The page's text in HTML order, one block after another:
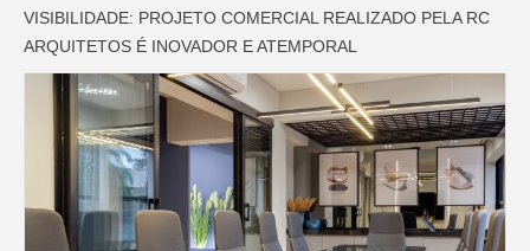
VISIBILIDADE: PROJETO COMERCIAL REALIZADO PELA RC
ARQUITETOS É INOVADOR E ATEMPORAL